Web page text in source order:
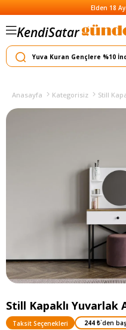
Elden 18
KendiSatar
Yapar
Anasayfa Kategorisiz Still
Still Kapaklı Yuvarlak
Taksit Seçenekleri 244 ₺`den